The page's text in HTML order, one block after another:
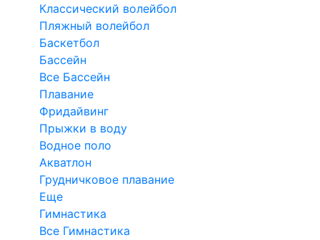
Классический волейбол
Пляжный волейбол
Баскетбол
Бассейн
Все Бассейн
Плавание
Фридайвинг
Прыжки в воду
Водное поло
Акватлон
Грудничковое плавание
Еще
Гимнастика
Все Гимнастика